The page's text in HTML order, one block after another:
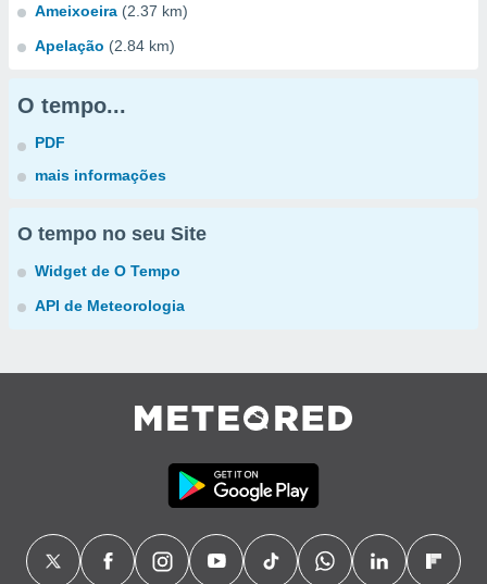
Ameixoeira (2.37 km)
Apelação (2.84 km)
O tempo...
PDF
mais informações
O tempo no seu Site
Widget de O Tempo
API de Meteorologia